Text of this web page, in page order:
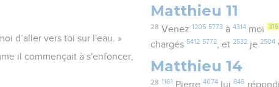
d’aller vers toi sur l'eau. »
il commençait à s'enfoncer,
Matthieu 11
28 Venez 1205 5773à 4314moi
chargés 5412 5772 , et2532 je2504
Matthieu 14
28 1161 Pierre 4074lui 846